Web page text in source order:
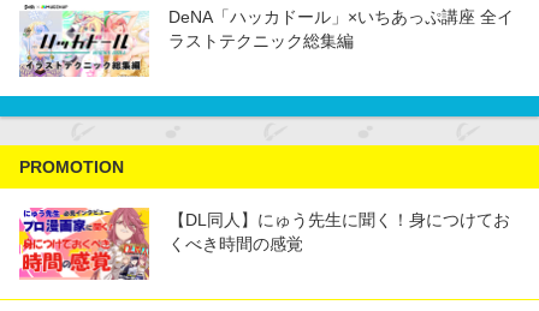
DeNA「ハッカドール」×いちあっぷ講座 全イ
ラストテクニック総集編
PROMOTION
【DL同人】にゅう先生に聞く！身につけてお
くべき時間の感覚